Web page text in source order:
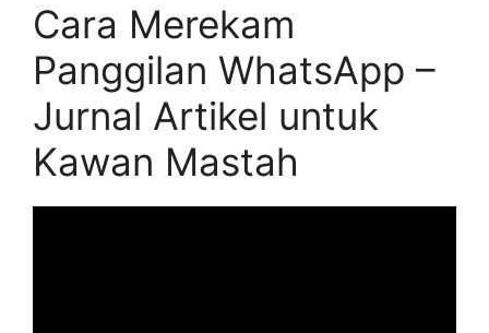
Cara Merekam
Panggilan WhatsApp –
Jurnal Artikel untuk
Kawan Mastah